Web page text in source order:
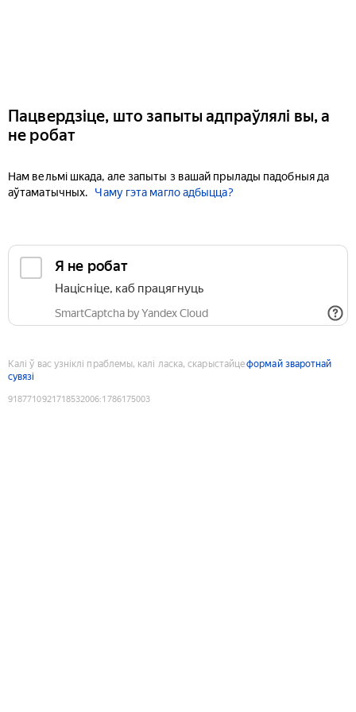
Пацвердзіце, што запыты адпраўлялі вы, а
не робат
Нам вельмі шкада, але запыты з вашай прылады падобныя да
аўтаматычных.
Чаму гэта магло адбыцца?
Я не робат
Націсніце, каб працягнуць
SmartCaptcha by Yandex Cloud
Калі ў вас узніклі праблемы, калі ласка, скарыстайцеформай зваротнай
сувязі
9187710921718532006:1786175003